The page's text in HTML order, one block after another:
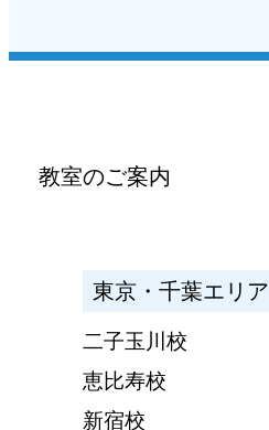
教室のご案内
東京・千葉エリア
二子玉川校
恵比寿校
新宿校